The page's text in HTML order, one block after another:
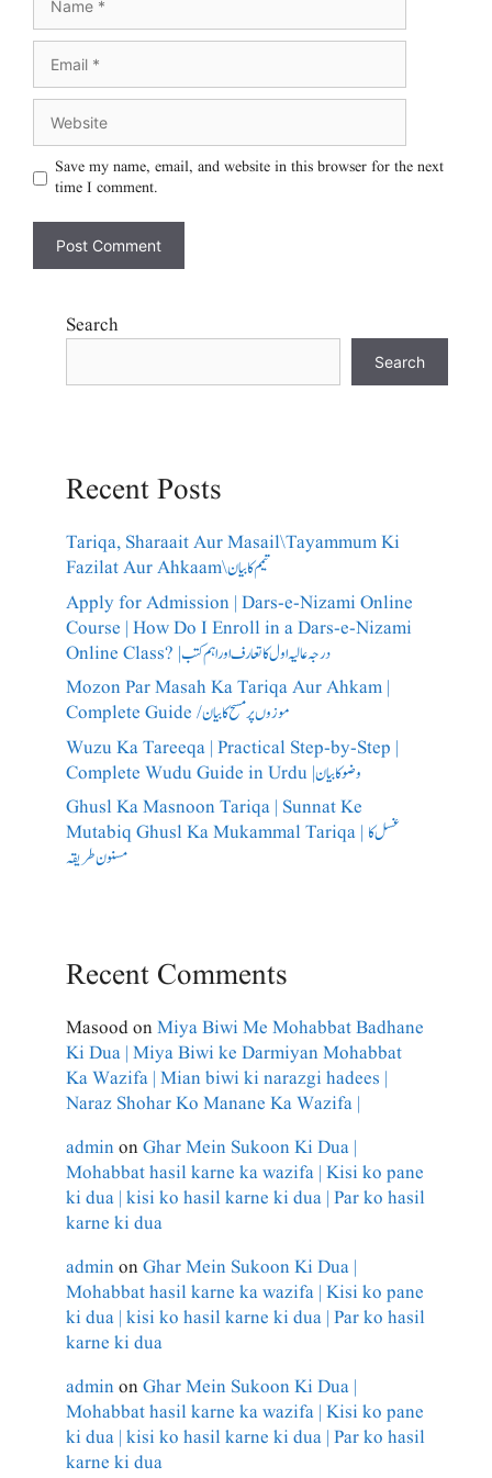
Save my name, email, and website in this browser for the next
time I comment.
Search
Search
Recent Posts
Tariqa, Sharaait Aur Masail\Tayammum Ki
Fazilat Aur Ahkaam\تیمم کا بیان
Apply for Admission | Dars-e-Nizami Online
Course | How Do I Enroll in a Dars-e-Nizami
Online Class? |درجہ عالیہ اول کا تعارف اور اہم کتب
Mozon Par Masah Ka Tariqa Aur Ahkam |
Complete Guide /​موزوں پر مسح کا بیان
Wuzu Ka Tareeqa | Practical Step-by-Step |
Complete Wudu Guide in Urdu |وضو کا بیان
Ghusl Ka Masnoon Tariqa | Sunnat Ke
Mutabiq Ghusl Ka Mukammal Tariqa | غسل کا
مسنون طریقہ
Recent Comments
MasoodonMiya Biwi Me Mohabbat Badhane
Ki Dua | Miya Biwi ke Darmiyan Mohabbat
Ka Wazifa | Mian biwi ki narazgi hadees |
Naraz Shohar Ko Manane Ka Wazifa |
adminonGhar Mein Sukoon Ki Dua |
Mohabbat hasil karne ka wazifa | Kisi ko pane
ki dua | kisi ko hasil karne ki dua | Par ko hasil
karne ki dua
adminonGhar Mein Sukoon Ki Dua |
Mohabbat hasil karne ka wazifa | Kisi ko pane
ki dua | kisi ko hasil karne ki dua | Par ko hasil
karne ki dua
adminonGhar Mein Sukoon Ki Dua |
Mohabbat hasil karne ka wazifa | Kisi ko pane
ki dua | kisi ko hasil karne ki dua | Par ko hasil
karne ki dua